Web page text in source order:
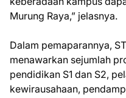
Murung Raya,” jelasnya.
Dalam pemaparannya,
menawarkan sejumlah
pendidikan S1 dan S2,
kewirausahaan,